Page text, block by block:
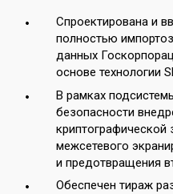
Спроектирована и
полностью
данных
основе технологии
В рамках
безопасности
межсетевого
и предотвращения
Обеспечен тираж